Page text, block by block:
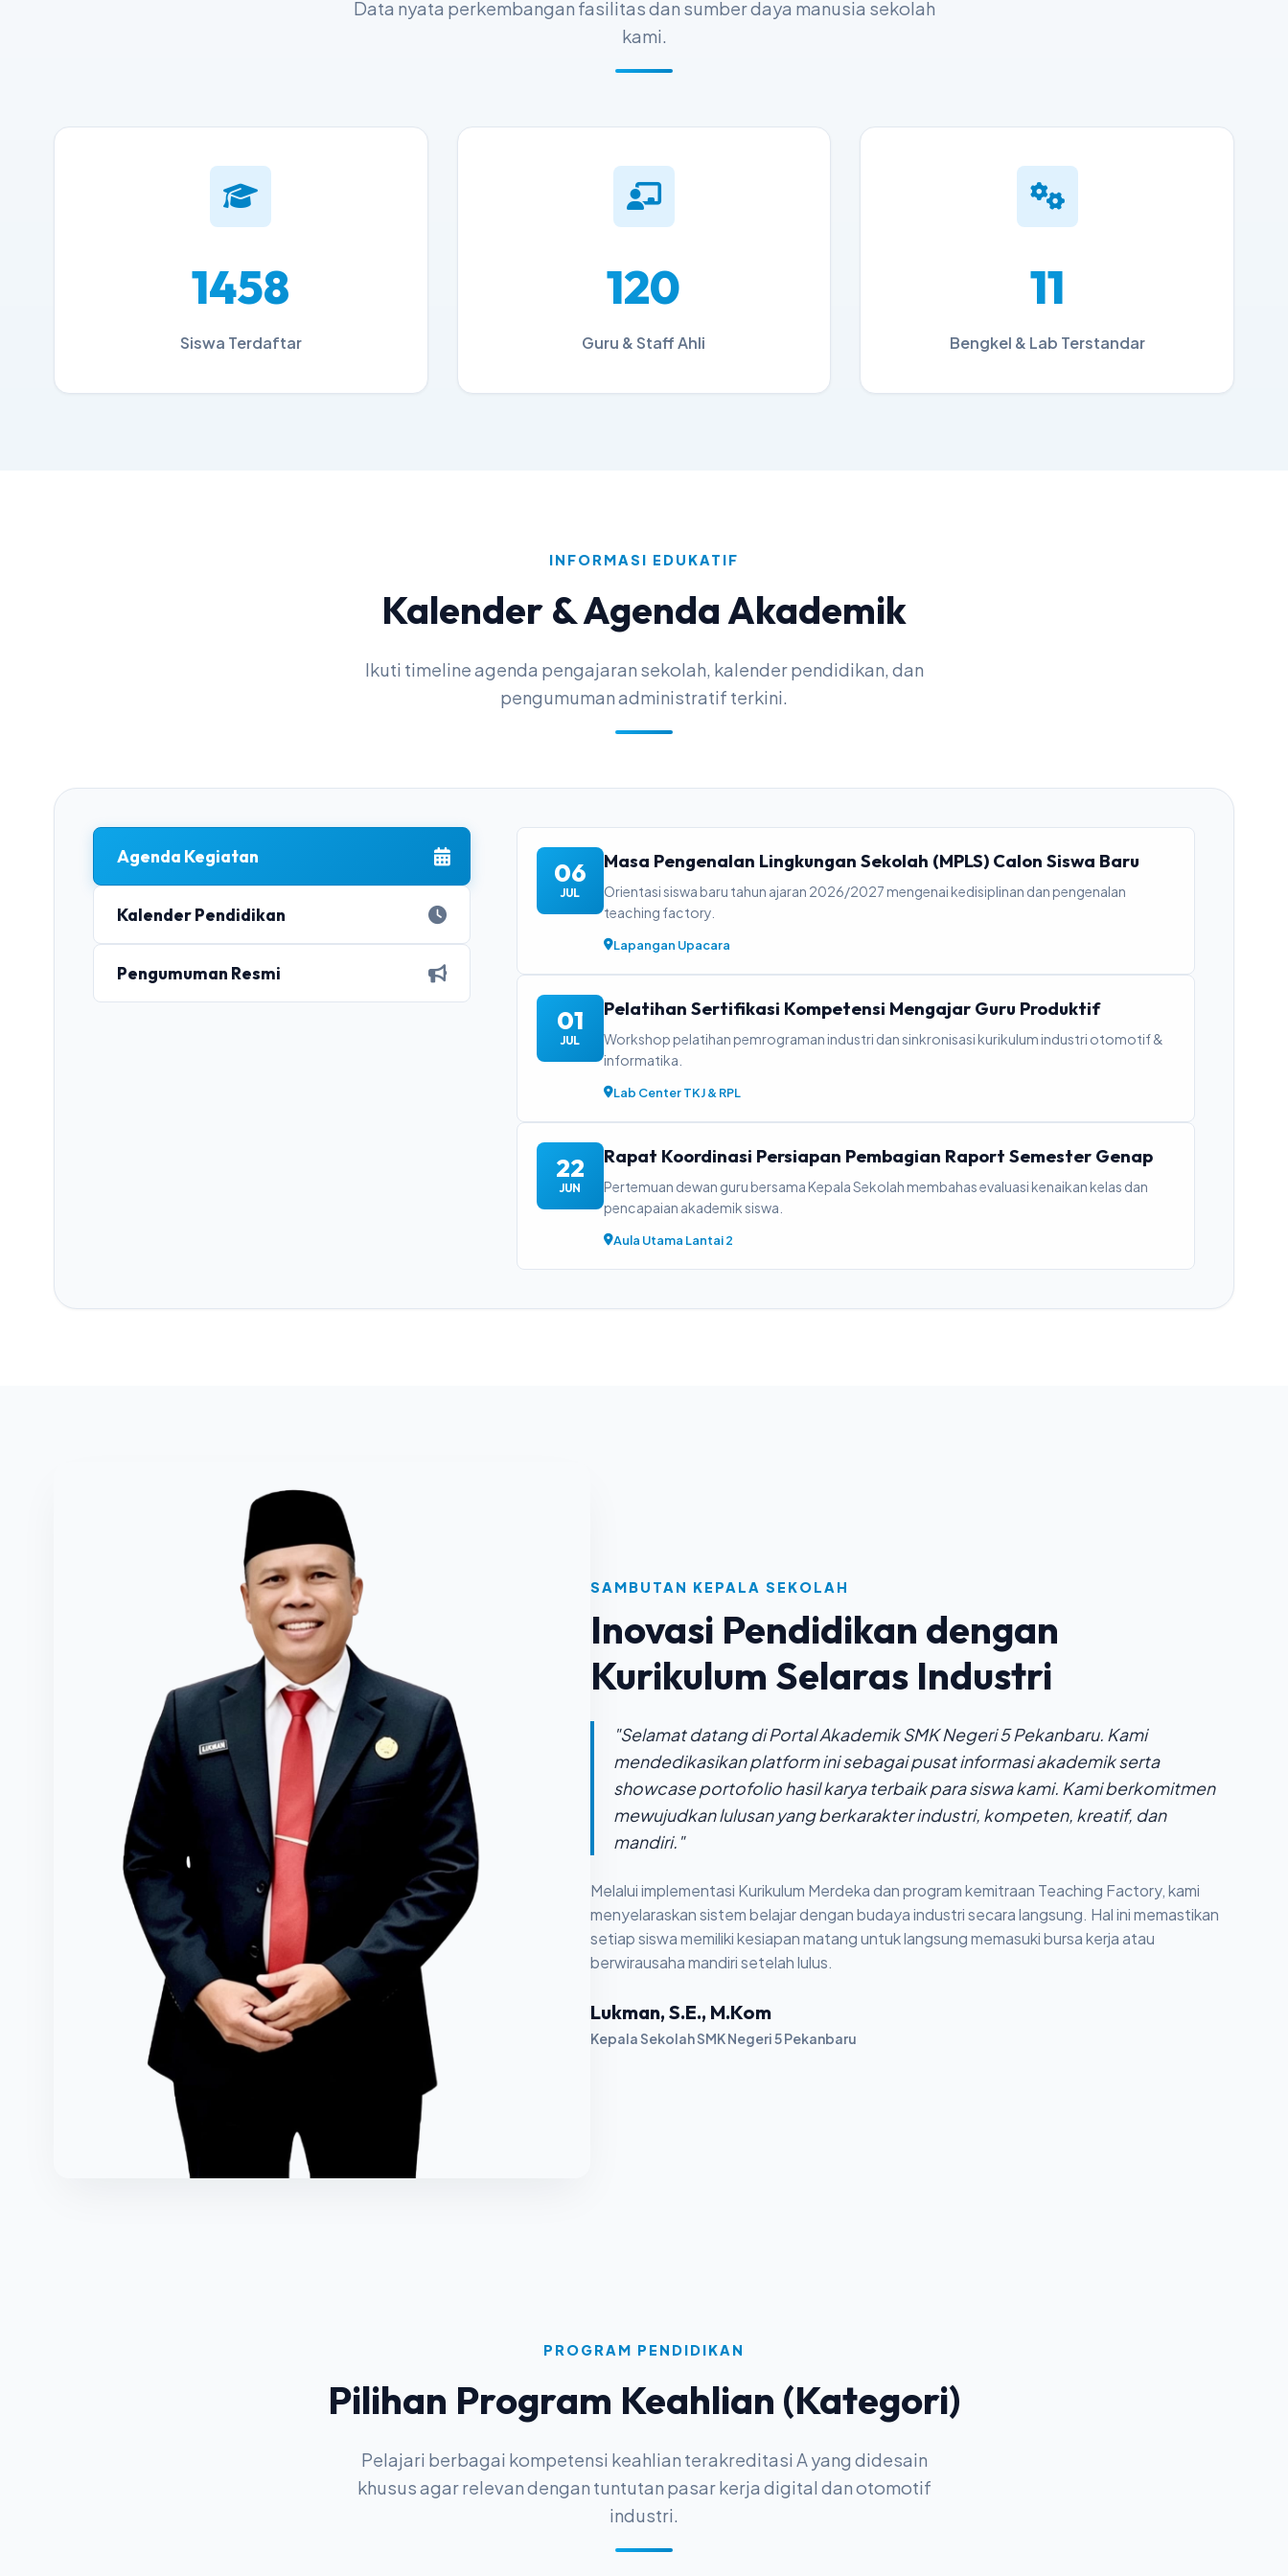
Data nyata perkembangan fasilitas dan sumber daya manusia sekolah
kami.
1800
Siswa Terdaftar
120
Guru & Staff Ahli
11
Bengkel & Lab Terstandar
INFORMASI EDUKATIF
Kalender & Agenda Akademik
Ikuti timeline agenda pengajaran sekolah, kalender pendidikan, dan
pengumuman administratif terkini.
Agenda Kegiatan
Kalender Pendidikan
Pengumuman Resmi
06
JUL
Masa Pengenalan Lingkungan Sekolah (MPLS) Calon Siswa Baru
Orientasi siswa baru tahun ajaran 2026/2027 mengenai kedisiplinan dan pengenalan
teaching factory.
Lapangan Upacara
01
JUL
Pelatihan Sertifikasi Kompetensi Mengajar Guru Produktif
Workshop pelatihan pemrograman industri dan sinkronisasi kurikulum industri otomotif &
informatika.
Lab Center TKJ & RPL
22
JUN
Rapat Koordinasi Persiapan Pembagian Raport Semester Genap
Pertemuan dewan guru bersama Kepala Sekolah membahas evaluasi kenaikan kelas dan
pencapaian akademik siswa.
Aula Utama Lantai 2
SAMBUTAN KEPALA SEKOLAH
Inovasi Pendidikan dengan
Kurikulum Selaras Industri
"Selamat datang di Portal Akademik SMK Negeri 5 Pekanbaru. Kami
mendedikasikan platform ini sebagai pusat informasi akademik serta
showcase portofolio hasil karya terbaik para siswa kami. Kami berkomitmen
mewujudkan lulusan yang berkarakter industri, kompeten, kreatif, dan
mandiri."
Melalui implementasi Kurikulum Merdeka dan program kemitraan Teaching Factory, kami
menyelaraskan sistem belajar dengan budaya industri secara langsung. Hal ini memastikan
setiap siswa memiliki kesiapan matang untuk langsung memasuki bursa kerja atau
berwirausaha mandiri setelah lulus.
Lukman, S.E., M.Kom
Kepala Sekolah SMK Negeri 5 Pekanbaru
PROGRAM PENDIDIKAN
Pilihan Program Keahlian (Kategori)
Pelajari berbagai kompetensi keahlian terakreditasi A yang didesain
khusus agar relevan dengan tuntutan pasar kerja digital dan otomotif
industri.
Dibuat Oleh: Tim Siswa RPL